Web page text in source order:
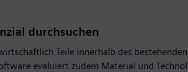
durchsuchen
Teile innerhalb des
evaluiert zudem Material und